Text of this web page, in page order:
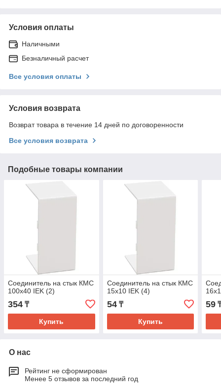
Условия оплаты
Наличными
Безналичный расчет
Все условия оплаты
Условия возврата
Возврат товара в течение 14 дней по договоренности
Все условия возврата
Подобные товары компании
Соединитель на стык КМС
100х40 IEK (2)
354 ₸
Купить
Соединитель на стык КМС
15х10 IEK (4)
54₸
Купить
59
О нас
Рейтинг не сформирован
Менее 5 отзывов за последний год